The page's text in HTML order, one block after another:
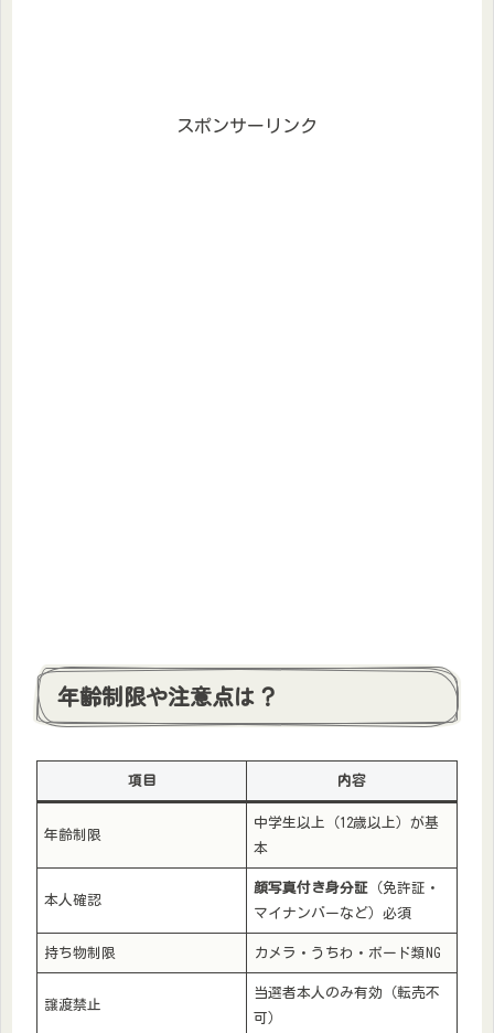
スポンサーリンク
年齢制限や注意点は？
項目 内容
年齢制限
中学生以上（12歳以上）が基
本
本人確認
顔写真付き身分証 （免許証・
マイナンバーなど）必須
持ち物制限 カメラ・うちわ・ボード類NG
譲渡禁止
当選者本人のみ有効（転売不
可）